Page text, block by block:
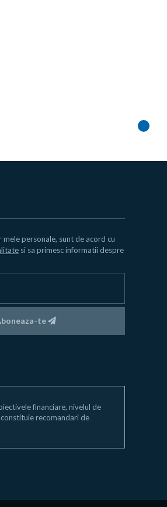
personale, sunt de acord cu
si sa primesc informatii despre
te
financiare, nivelul de
recomandari de